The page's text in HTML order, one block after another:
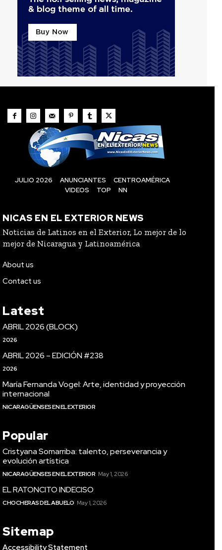
JULIO 2026 ANUNCIANTES
CENTROAMÉRICA
VIDEOS
TOP NN
NICAS EN EL EXTERIOR NEWS
Noticias de Latinos en el Exterior, Lo mejor de lo
mejor de Nicaragua y Latinoamérica
About us
Contact us
Latest
ABRIL 2026 (BLOCK)
2026
ABRIL 2026 – EDICIÓN #238
2026
María Fernanda Vogel: Arte, identidad y proyección
internacional
NICARAGÜENSES EN EL EXTERIOR
Popular
Cristyana Somarriba: talento, perseverancia y
evolución artística
NICARAGÜENSES EN EL EXTERIOR May 1, 2026
EL RATONCITO INDECISO
CHOCHERAS DEL ABUELO May 1, 2026
Sitemap
Accessibility Statement